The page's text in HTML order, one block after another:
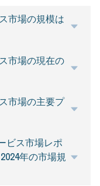
市場の規模は
市場の現在の
市場の主要プ
ビス市場レポ
年の市場規